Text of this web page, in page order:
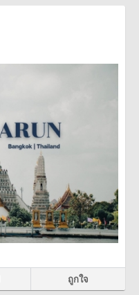
ถูกใจ